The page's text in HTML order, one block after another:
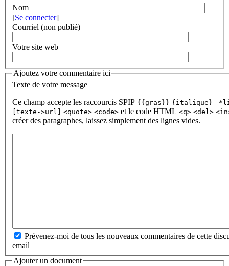
Nom
[Se connecter]
Courriel (non publié)
Votre site web
Ajoutez votre commentaire ici
Texte de votre message
Ce champ accepte les raccourcis SPIP {{gras}} {italique} -
[texte->url]
<quote> <code> et le code HTML <q> <del>
créer des paragraphes, laissez simplement des lignes vides.
Prévenez-moi de tous les nouveaux commentaires de cette
email
Ajouter un document